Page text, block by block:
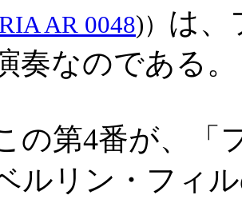
AR 0048)） は、
奏なのである。
の第4番が、「
ルリン・フィ